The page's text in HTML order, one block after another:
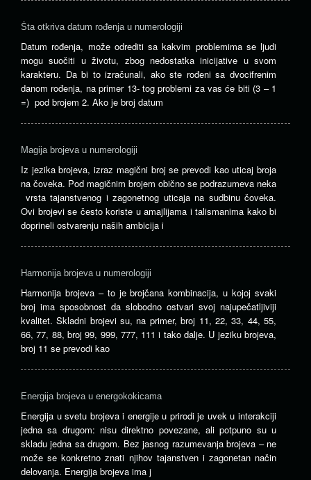
Šta otkriva datum rođenja u numerologiji
Datum rođenja, može odrediti sa kakvim problemima se ljudi
mogu suočiti u životu, zbog nedostatka inicijative u svom
karakteru. Da bi to izračunali, ako ste rođeni sa dvocifrenim
danom rođenja, na primer 13- tog problemi za vas će biti (3 – 1
=) pod brojem 2. Ako je broj datum
Magija brojeva u numerologiji
Iz jezika brojeva, izraz magični broj se prevodi kao uticaj broja
na čoveka. Pod magičnim brojem obično se podrazumeva neka
vrsta tajanstvenog i zagonetnog uticaja na sudbinu čoveka.
Ovi brojevi se često koriste u amajlijama i talismanima kako bi
doprineli ostvarenju naših ambicija i
Harmonija brojeva u numerologiji
Harmonija brojeva – to je brojčana kombinacija, u kojoj svaki
broj ima sposobnost da slobodno ostvari svoj najupečatljiviji
kvalitet. Skladni brojevi su, na primer, broj 11, 22, 33, 44, 55,
66, 77, 88, broj 99, 999, 777, 111 i tako dalje. U jeziku brojeva,
broj 11 se prevodi kao
Energija brojeva u energokokicama
Energija u svetu brojeva i energije u prirodi je uvek u interakciji
jedna sa drugom: nisu direktno povezane, ali potpuno su u
skladu jedna sa drugom. Bez jasnog razumevanja brojeva – ne
može se konkretno znati njihov tajanstven i zagonetan način
delovanja. Energija brojeva ima j